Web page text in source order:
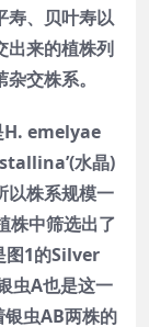
寿、贝叶寿以
出来的植株列
交株系。
H. emelyae
水晶)
以株系规模一
株中筛选出了
图1的Silver
虫A也是这一
虫AB两株的